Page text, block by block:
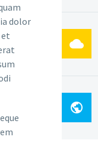
dolor

